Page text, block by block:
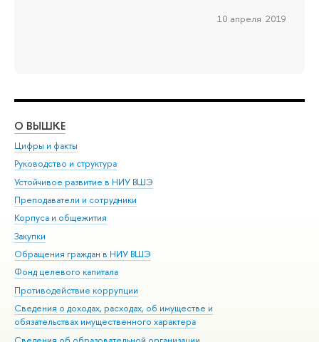
10 апреля 2019
О ВЫШКЕ
Цифры и факты
Руководство и структура
Устойчивое развитие в НИУ ВШЭ
Преподаватели и сотрудники
Корпуса и общежития
Закупки
Обращения граждан в НИУ ВШЭ
Фонд целевого капитала
Противодействие коррупции
Сведения о доходах, расходах, об имуществе и
обязательствах имущественного характера